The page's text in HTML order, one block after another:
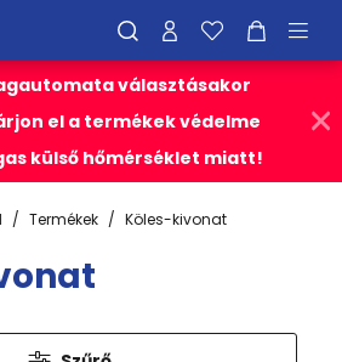
választásakor
el a termékek védelme
külső hőmérséklet miatt!
Termékek Köles-kivonat